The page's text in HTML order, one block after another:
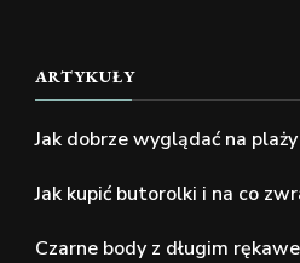
ARTYKUŁY
Jak dobrze wyglądać na
Jak kupić butorolki i na co
Czarne body z długim